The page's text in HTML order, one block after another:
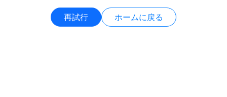
再試行 ホームに戻る